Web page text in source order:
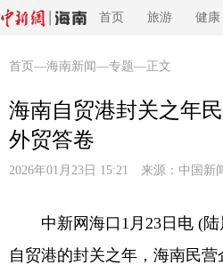
首页 旅游 健康
首页 —海南新闻—专题—正文
海南自贸港封关之年
外贸答卷
2026年01月23日 15:21 来源： 中国新
中新网海口1月23日电 (陆
自贸港的封关之年，海南民